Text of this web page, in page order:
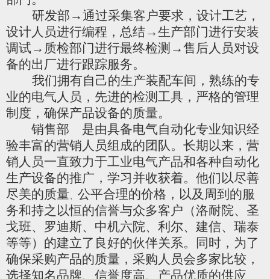
研发部→通过采集客户要求，设计工艺，
设计人员进行编程，总结→生产部门进行安装
调试→质检部门进行最终检测→售后人员对设
备的出厂进行跟踪服务。
我们拥有自己的生产装配车间，熟练的专
业的电气人员，先进的检测工具，严格的管理
制度，确保产品设备的质量。
销售部 是由具备电气自动化专业知识经
验丰富的营销人员组成的团队。 长期以来，营
销人员一直致力于工业电气产品和各种自动化
生产设备的推广，学习并收获着。他们以尽善
尽美的质量
公平合理的价格，以及周到的服
务和持之以恒的信誉与众多客户（洛耐院、圣
戈班、罗迪斯、中机六院、利尔、建信、瑞泰
等等）的建立了良好的伙伴关系。同时，为了
确保采购产品的质量，采购人员会多家比较，
选择知名品牌、信誉度高、产品优质的供应